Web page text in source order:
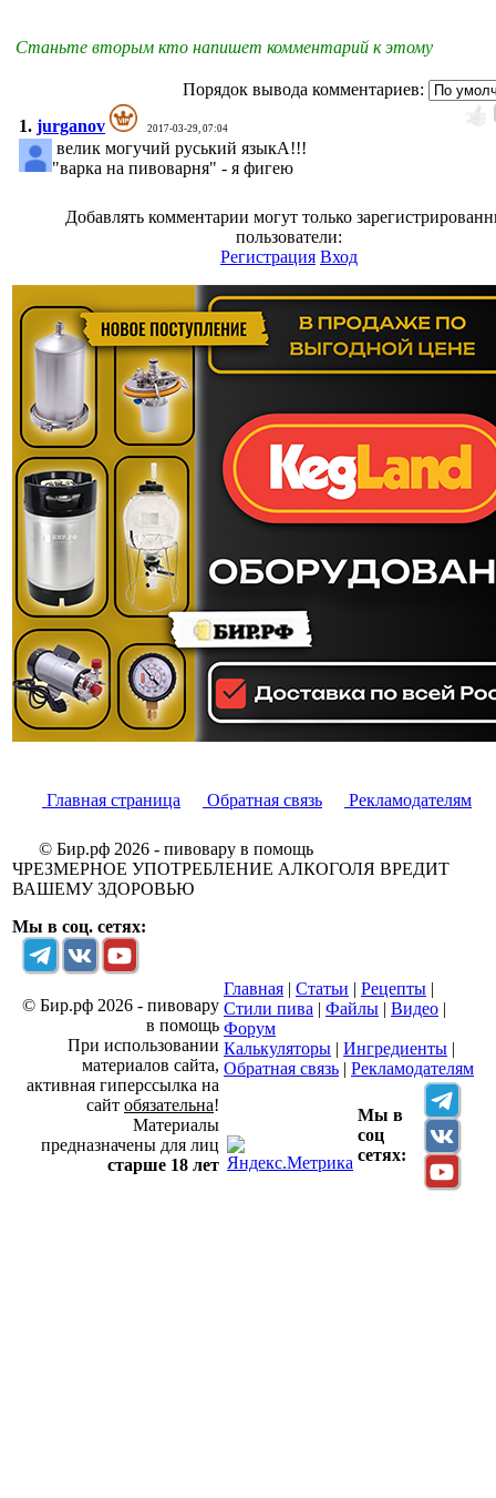
Станьте вторым кто напишет комментарий к этому
Порядок вывода комментариев:
1. jurganov 2017-03-29, 07:04
велик могучий руський языкА!!!
"варка на пивоварня" - я фигею
Добавлять комментарии могут только
пользователи:
Регистрация Вход
Главная страница Обратная связь Рекламодателям
© Бир.рф 2026 - пивовару в помощь
ЧРЕЗМЕРНОЕ УПОТРЕБЛЕНИЕ АЛКОГОЛЯ ВРЕДИТ
ВАШЕМУ ЗДОРОВЬЮ
Мы в соц. сетях:
© Бир.рф 2026 - пивовару
в помощь
При использовании
материалов сайта,
активная гиперссылка на
сайт обязательна!
Материалы
предназначены для лиц
старше 18 лет
Главная | Статьи | Рецепты |
Стили пива | Файлы | Видео |
Форум
Калькуляторы | Ингредиенты |
Обратная связь | Рекламодателям
Мы в
соц
сетях: